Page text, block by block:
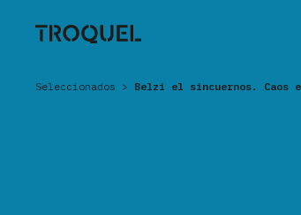
Seleccionados > Belzi el sincuernos. Caos